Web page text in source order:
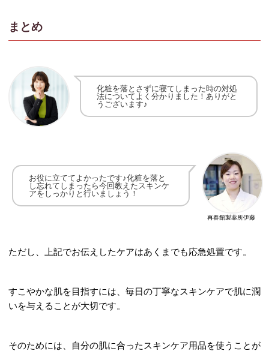
まとめ
化粧を落とさずに寝てしまった時の対処
法についてよく分かりました！ ありがと
うございます♪
再春館製薬所伊藤
お役に立ててよかったです♪化粧を落と
し忘れてしまったら今回教えたスキンケ
アをしっかりと行いましょう！
ただし、上記でお伝えしたケアはあくまでも応急処置です。
すこやかな肌を目指すには、毎日の丁寧なスキンケアで肌に潤
いを与えることが大切です。
そのためには、自分の肌に合ったスキンケア用品を使うことが